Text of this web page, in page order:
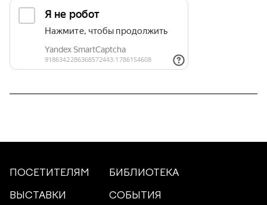
ПОСЕТИТЕЛЯМ
БИБЛИОТЕКА
ВЫСТАВКИ
СОБЫТИЯ